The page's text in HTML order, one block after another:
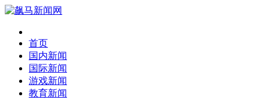
首页
国内新闻
国际新闻
游戏新闻
教育新闻